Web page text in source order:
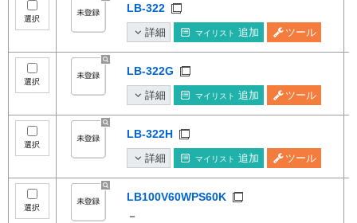
選択
LB-322
詳細 マイリスト 追加 ツール
選択
LB-322G
詳細 マイリスト 追加 ツール
選択
LB-322H
詳細 マイリスト 追加 ツール
選択
LB100V60WPS60K
－